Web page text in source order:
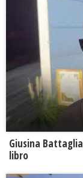
Giusina
libro